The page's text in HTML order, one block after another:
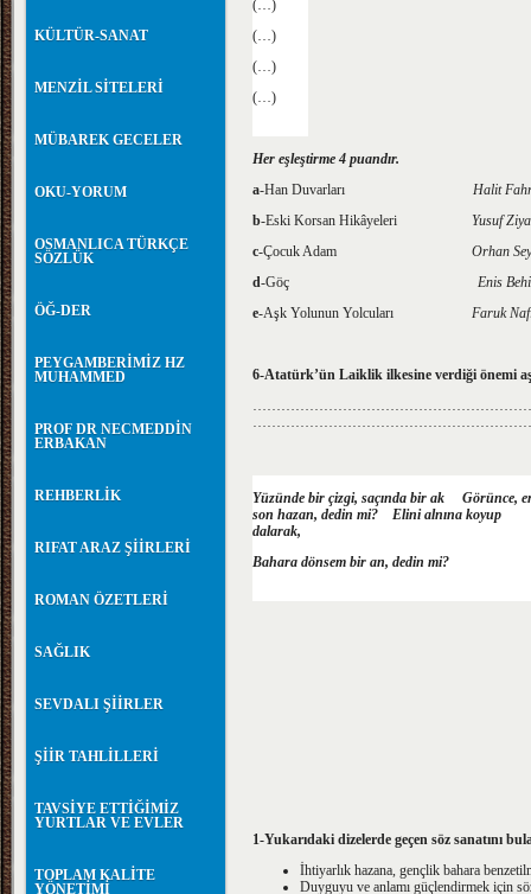
KÜLTÜR-SANAT
MENZİL SİTELERİ
MÜBAREK GECELER
OKU-YORUM
OSMANLICA TÜRKÇE
SÖZLÜK
ÖĞ-DER
PEYGAMBERİMİZ HZ
MUHAMMED
PROF DR NECMEDDİN
ERBAKAN
REHBERLİK
RIFAT ARAZ ŞİİRLERİ
ROMAN ÖZETLERİ
SAĞLIK
SEVDALI ŞİİRLER
ŞİİR TAHLİLLERİ
TAVSİYE ETTİĞİMİZ
YURTLAR VE EVLER
TOPLAM KALİTE
YÖNETİMİ
(…)
(…)
(…)
(…)
Her eşleştirme 4 puandır.
a-Han Duvarları Halit
b-Eski Korsan Hikâyeleri Yusuf
c-Çocuk Adam Orhan
d-Göç Enis
e-Aşk Yolunun Yolcuları Faruk
6-Atatürk’ün Laiklik ilkesine verdiği önemi
Yüzünde bir çizgi, saçında bir ak Görünce,
son hazan, dedin mi? Elini alnına koyup
dalarak,
Bahara dönsem bir an, dedin mi?
1-Yukarıdaki dizelerde geçen söz sanatını
İhtiyarlık hazana, gençlik bahara
Duyguyu ve anlamı güçlendirmek için